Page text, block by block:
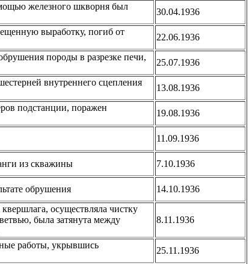
железного шкворня был
30.04.1936
выработку, погиб от
22.06.1936
породы в разрезке печи,
25.07.1936
внутреннего сцепления
13.08.1936
подстанции, поражен
19.08.1936
11.09.1936
из скважины
7.10.1936
обрушения 14.10.1936
осуществляла чистку
была затянута между
8.11.1936
работы, укрывшись
25.11.1936